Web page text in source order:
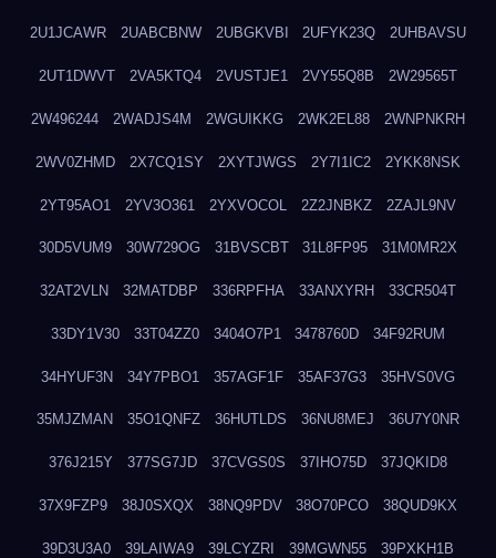
2U1JCAWR 2UABCBNW 2UBGKVBI 2UFYK23Q 2UHBAVSU
2UT1DWVT 2VA5KTQ4 2VUSTJE1 2VY55Q8B 2W29565T
2W496244 2WADJS4M 2WGUIKKG 2WK2EL88 2WNPNKRH
2WV0ZHMD 2X7CQ1SY 2XYTJWGS 2Y7I1IC2 2YKK8NSK
2YT95AO1 2YV3O361 2YXVOCOL 2Z2JNBKZ 2ZAJL9NV
30D5VUM9 30W729OG 31BVSCBT 31L8FP95 31M0MR2X
32AT2VLN 32MATDBP 336RPFHA 33ANXYRH 33CR504T
33DY1V30 33T04ZZ0 3404O7P1 3478760D 34F92RUM
34HYUF3N 34Y7PBO1 357AGF1F 35AF37G3 35HVS0VG
35MJZMAN 35O1QNFZ 36HUTLDS 36NU8MEJ 36U7Y0NR
376J215Y 377SG7JD 37CVGS0S 37IHO75D 37JQKID8
37X9FZP9 38J0SXQX 38NQ9PDV 38O70PCO 38QUD9KX
39D3U3A0 39LAIWA9 39LCYZRI 39MGWN55 39PXKH1B